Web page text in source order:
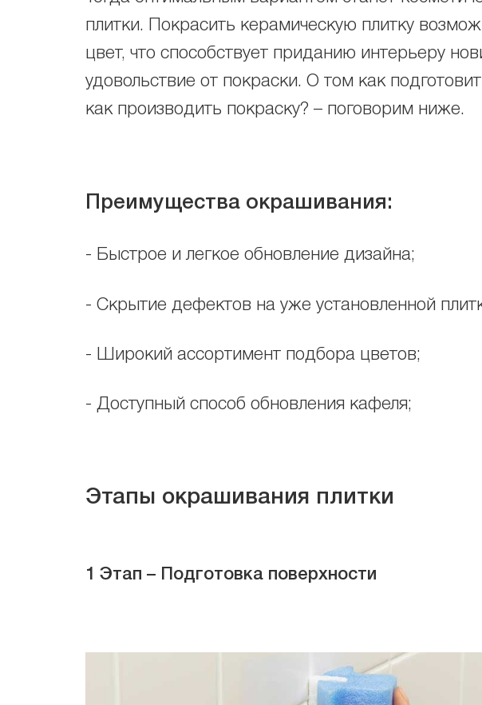
плитки. Покрасить керамическую плитку
цвет, что способствует приданию интерьеру
удовольствие от покраски. О том как
как производить покраску? – поговорим ниже.
Преимущества окрашивания:
- Быстрое и легкое обновление дизайна;
- Скрытие дефектов на уже установленной
- Широкий ассортимент подбора цветов;
- Доступный способ обновления кафеля;
Этапы окрашивания плитки
1 Этап – Подготовка поверхности